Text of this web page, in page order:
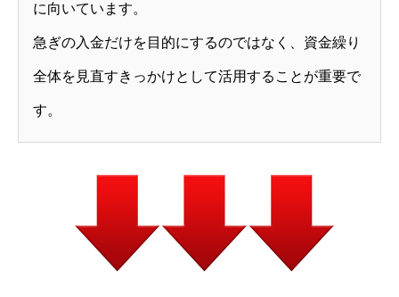
に向いています。
急ぎの入金だけを目的にするのではなく、資金繰り
全体を見直すきっかけとして活用することが重要で
す。